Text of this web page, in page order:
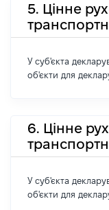
5. Цінне
У суб'єкта
об'єкти для
6. Цінне
У суб'єкта
об'єкти для